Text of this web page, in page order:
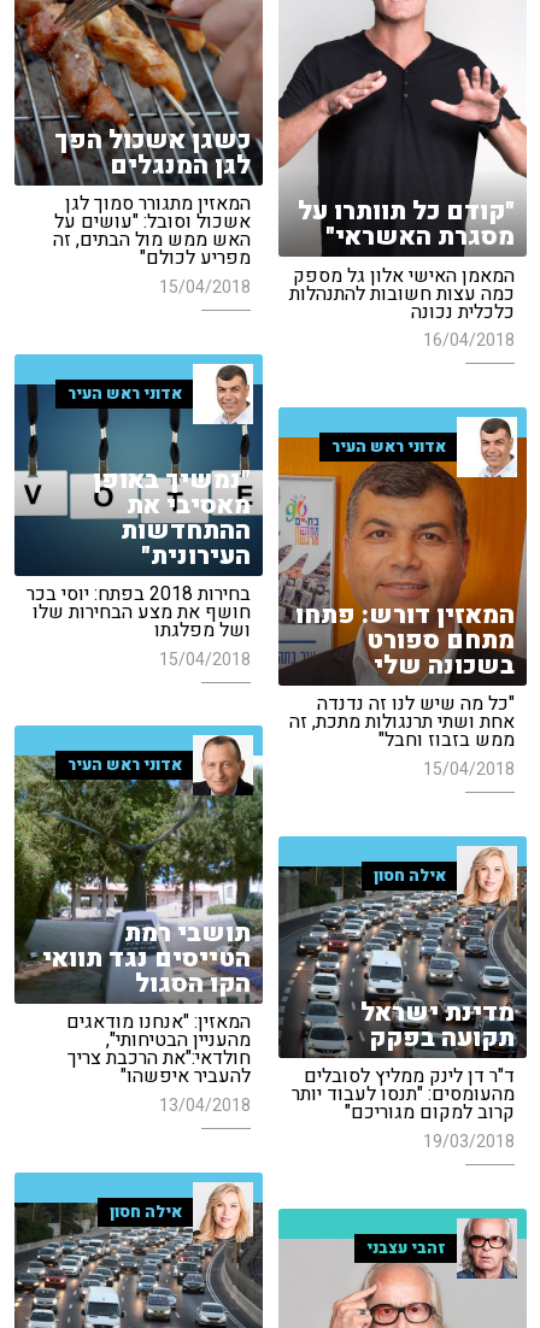
"קודם כל תוותרו על
מסגרת האשראי"
המאמן האישי אלון גל מספק
כמה עצות חשובות להתנהלות
כלכלית נכונה
16/04/2018
כשגן אשכול הפך
לגן המנגלים
המאזין מתגורר סמוך לגן
אשכול וסובל: "עושים על
האש ממש מול הבתים, זה
מפריע לכולם"
15/04/2018
אדוני ראש העיר
"נמשיך באופן
מאסיבי את
ההתחדשות
העירונית"
בחירות 2018 בפתח: יוסי בכר
חושף את מצע הבחירות שלו
ושל מפלגתו
15/04/2018
אדוני ראש העיר
המאזין דורש: פתחו
מתחם ספורט
בשכונה שלי
"כל מה שיש לנו זה נדנדה
אחת ושתי תרנגולות מתכת, זה
ממש בזבוז וחבל"
15/04/2018 אדוני ראש העיר
תושבי רמת
הטייסים נגד תוואי
הקו הסגול
המאזין: "אנחנו מודאגים
מהעניין הבטיחותי",
חולדאי:"את הרכבת צריך
להעביר איפשהו"
13/04/2018
אילה חסון
מדינת ישראל
תקועה בפקק
ד"ר דן לינק ממליץ לסובלים
מהעומסים: "תנסו לעבוד יותר
קרוב למקום מגוריכם"
19/03/2018
אילה חסון
זהבי עצבני